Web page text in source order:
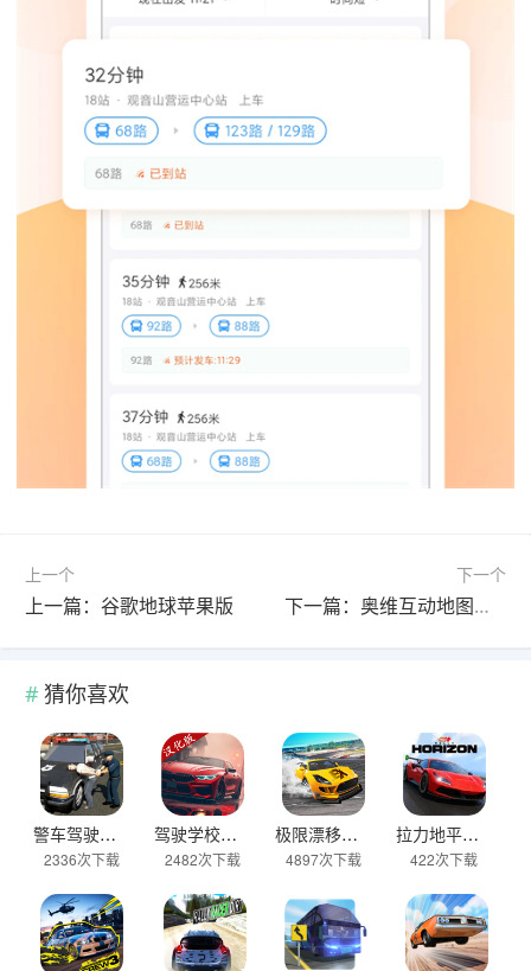
上一个
上一篇：谷歌地球苹果版
下一个
下一篇：奥维互动地图苹果版
猜你喜欢
警车驾驶模拟器官方正版 v2.6安卓版
2336次下载
驾驶学校模拟汉化版(Driving School sim) v13.4安卓版
2482次下载
极限漂移与氮气赛车手游 v0.0.45安卓版
4897次下载
拉力地平线汉化版 v2.5.10安卓版
422次下载